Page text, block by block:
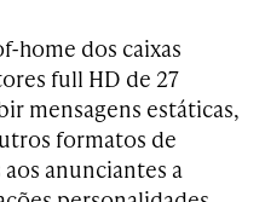
home dos caixas
full HD de 27
mensagens estáticas,
formatos de
anunciantes a